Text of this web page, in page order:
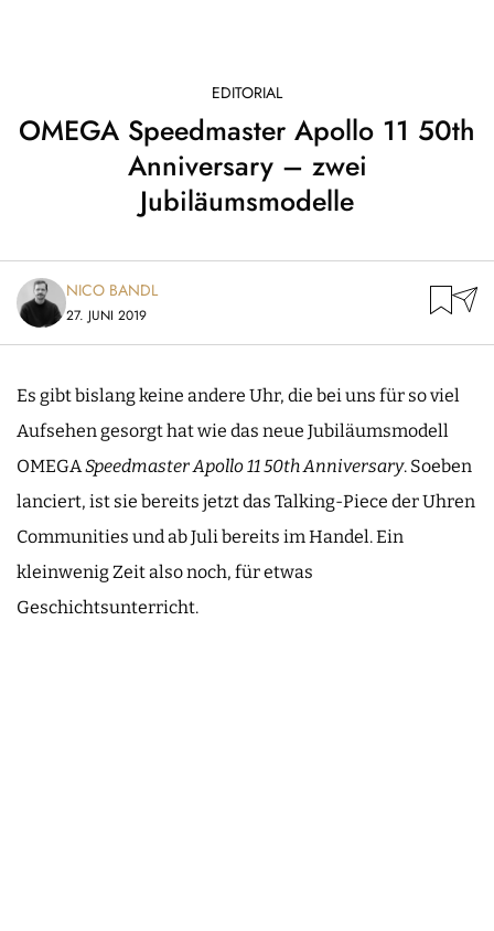
EDITORIAL
OMEGA Speedmaster Apollo 11 50th
Anniversary – zwei
Jubiläumsmodelle
NICO BANDL
27. JUNI 2019
Es gibt bislang keine andere Uhr, die bei uns für so viel
Aufsehen gesorgt hat wie das neue Jubiläumsmodell
OMEGASpeedmaster Apollo 11 50th Anniversary. Soeben
lanciert, ist sie bereits jetzt das Talking-Piece der Uhren
Communities und ab Juli bereits im Handel. Ein
kleinwenig Zeit also noch, für etwas
Geschichtsunterricht.